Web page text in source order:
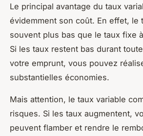
Le principal avantage du taux
évidemment son coût. En effet, le
souvent plus bas que le taux fixe
Si les taux restent bas durant
votre emprunt, vous pouvez
substantielles économies.
Mais attention, le taux variable
risques. Si les taux augmentent,
peuvent flamber et rendre le